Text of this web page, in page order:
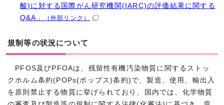
酸)に対する国際がん研究機関(IARC)の評価結果に関する
Q&A」
（外部リンク）
規制等の状況について
PFOS及びPFOAは、残留性有機汚染物質に関するストッ
クホルム条約(POPs(ポップス)条約)で、製造、使用、輸出入
を原則禁止する物質に挙げられており、国内では、化学物質